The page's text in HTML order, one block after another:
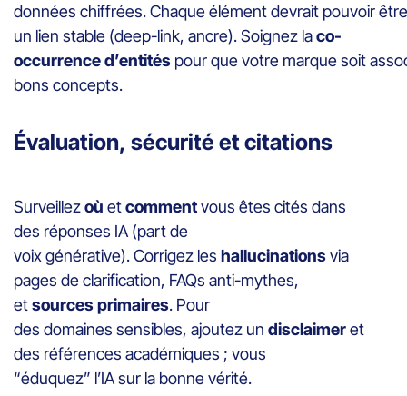
données chiffrées. Chaque élément devrait pouvoir
un lien stable (deep-link, ancre). Soignez laco-
occurrence d’entités pour que votre marque soit
bons concepts.
Évaluation, sécurité et citations
Surveillezoù etcommentvous êtes cités dans
des réponses IA (part de
voix générative). Corrigez les hallucinationsvia
pages de clarification, FAQs anti-mythes,
etsources primaires. Pour
des domaines sensibles, ajoutez un disclaimeret
des références académiques ; vous
“éduquez” l’IA sur la bonne vérité.